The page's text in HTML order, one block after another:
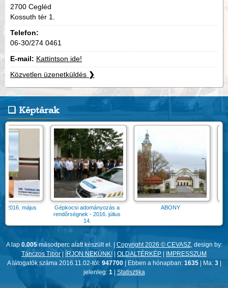
2700 Cegléd
Kossuth tér 1.
Telefon:
06-30/274 0461
E-mail: Kattintson ide!
Közvetlen üzenetküldés ❯
Képtárak
május
Gépkocsi adományozás a
rendőrségnek - 2016. július
ABONY
A lap 0.005másodperc alatt készült el. | Copyright 2026 © CEVASZ, design by:
Tánczos Tibor
ÍRJON NEKÜNK! OLDALTÉRKÉP
IMPRESSZUM
A látogatók száma 2016.11.02-tól: 947700| Ebben a hónapban: 1635| Ma: 3|
jelenleg: 1| Statisztika